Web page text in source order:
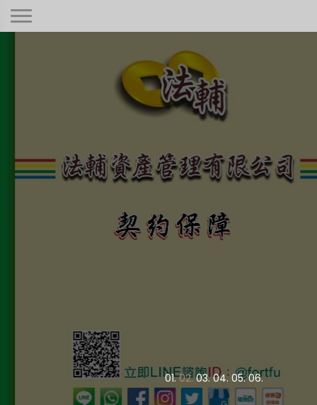
01. 02. 03. 04. 05. 06.